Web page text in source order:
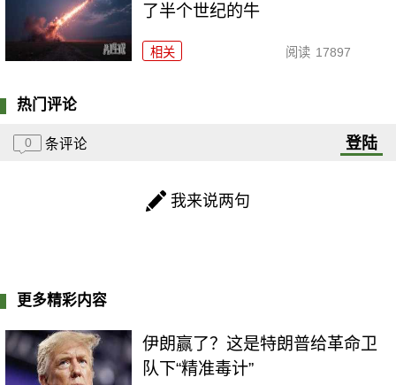
了半个世纪的牛
相关 阅读 17897
热门评论
0 条评论 登陆
我来说两句
更多精彩内容
伊朗赢了？这是特朗普给革命卫
队下“精准毒计”